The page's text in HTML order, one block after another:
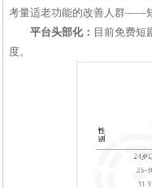
考量适老功能的改善人群——
平台头部化： 目前免费短
度。